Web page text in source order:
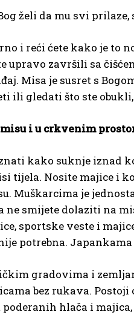
želi da mu svi
i reći ćete kako je to
upravo završili sa
Misa je susret s
ili gledati što ste
i u crkvenim
kako suknje iznad
tijela. Nosite majice i
Muškarcima je
ne smijete dolaziti na
sportske veste i
potrebna.
gradovima i
bez rukava. Postoji
hlača i